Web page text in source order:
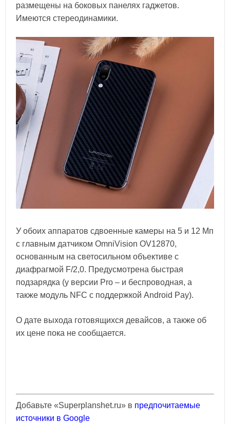
размещены на боковых панелях гаджетов.
Имеются стереодинамики.
У обоих аппаратов сдвоенные камеры на 5 и 12 Мп
с главным датчиком OmniVision OV12870,
основанным на светосильном объективе с
диафрагмой F/2,0. Предусмотрена быстрая
подзарядка (у версии Pro – и беспроводная, а
также модуль NFC с поддержкой Android Pay).
О дате выхода готовящихся девайсов, а также об
их цене пока не сообщается.
Добавьте «Superplanshet.ru» в предпочитаемые
источники в Google